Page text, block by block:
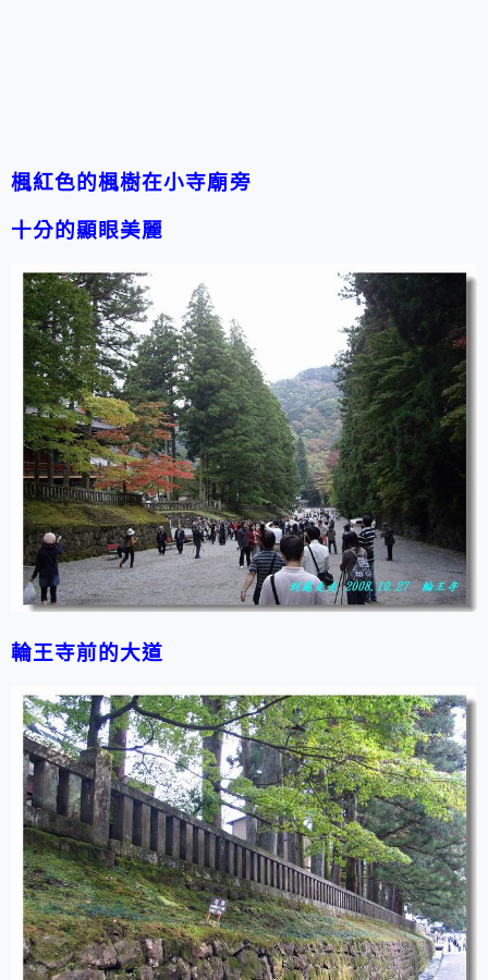
楓紅色的楓樹在小寺廟旁
十分的顯眼美麗
輪王寺前的大道